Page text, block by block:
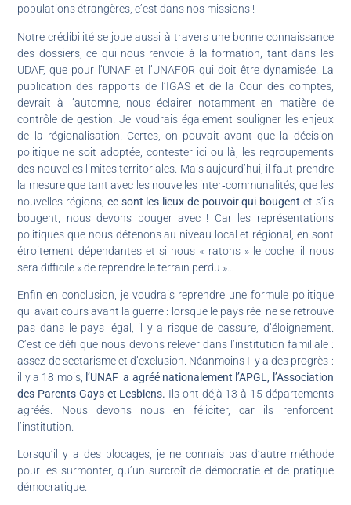
populations étrangères, c’est dans nos missions !
Notre crédibilité se joue aussi à travers une bonne connaissance
des dossiers, ce qui nous renvoie à la formation, tant dans les
UDAF, que pour l’UNAF et l’UNAFOR qui doit être dynamisée. La
publication des rapports de l’IGAS et de la Cour des comptes,
devrait à l’automne, nous éclairer notamment en matière de
contrôle de gestion. Je voudrais également souligner les enjeux
de la régionalisation. Certes, on pouvait avant que la décision
politique ne soit adoptée, contester ici ou là, les regroupements
des nouvelles limites territoriales. Mais aujourd’hui, il faut prendre
la mesure que tant avec les nouvelles inter‑communalités, que les
nouvelles régions, ce sont les lieux de pouvoir qui bougent et s’ils
bougent, nous devons bouger avec ! Car les représentations
politiques que nous détenons au niveau local et régional, en sont
étroitement dépendantes et si nous « ratons » le coche, il nous
sera difficile « de reprendre le terrain perdu »…
Enfin en conclusion, je voudrais reprendre une formule politique
qui avait cours avant la guerre : lorsque le pays réel ne se retrouve
pas dans le pays légal, il y a risque de cassure, d’éloignement.
C’est ce défi que nous devons relever dans l’institution familiale :
assez de sectarisme et d’exclusion. Néanmoins Il y a des progrès :
il y a 18 mois, l’UNAF a agréé nationalement l’APGL, l’Association
des Parents Gays et Lesbiens. Ils ont déjà 13 à 15 départements
agréés. Nous devons nous en féliciter, car ils renforcent
l’institution.
Lorsqu’il y a des blocages, je ne connais pas d’autre méthode
pour les surmonter, qu’un surcroît de démocratie et de pratique
démocratique.